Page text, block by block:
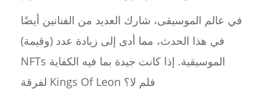
في عالم الموسيقى، شارك العديد من الفنانين أيضًا
في هذا الحدث، مما أدى إلى زيادة عدد (وقيمة)
NFTs الموسيقية. إذا كانت جيدة بما فيه الكفاية
لفرقة Kings Of Leon فلم لا؟